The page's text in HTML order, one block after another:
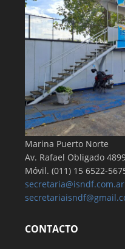
Marina Puerto Norte
Av. Rafael Obligado
Móvil. (011) 15 6522-
secretaria@isndf.com.ar
CONTACTO